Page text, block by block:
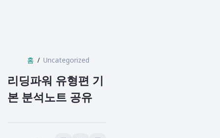
홈 Uncategorized
리딩파워 유형편 기
본 분석노트 공유